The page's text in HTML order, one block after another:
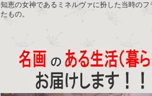
知恵の女神であるミネルヴァに扮した当時の
たもの。